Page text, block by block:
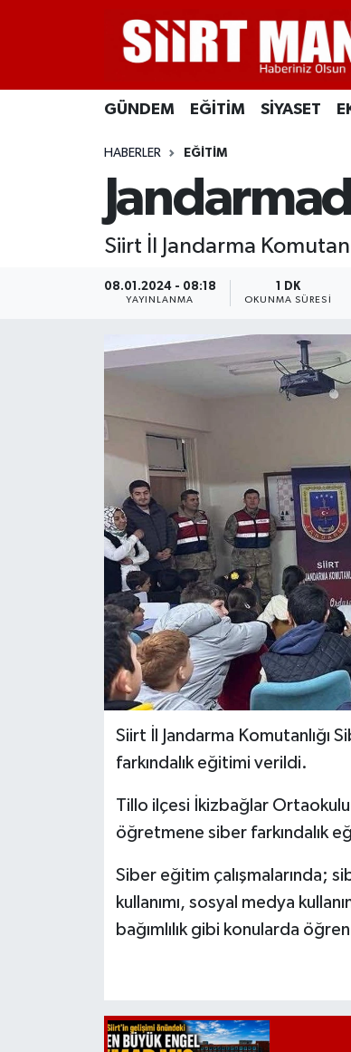
GÜNDEM EĞİTİM SİYASET
HABERLER EĞİTİM
Siirt İl Jandarma
08.01.2024 - 08:18
YAYINLANMA
1 DK
OKUNMA SÜRESI
Siirt İl Jandarma Komutanlığı
farkındalık eğitimi verildi.
Tillo ilçesi İkizbağlar
öğretmene siber farkındalık
Siber eğitim çalışmalarında;
kullanımı, sosyal medya
bağımlılık gibi konularda
SİYASET
EKONOMİ
KÜLTÜR-SANAT
Siirt Nöbetçi Eczaneler
Siirt Hava Durumu
Siirt Namaz Vakitleri
Siirt Trafik Yoğunluk Haritası
Süper Lig Puan Durumu ve Fikstür
Tüm Manşetler
Son Dakika Haberleri